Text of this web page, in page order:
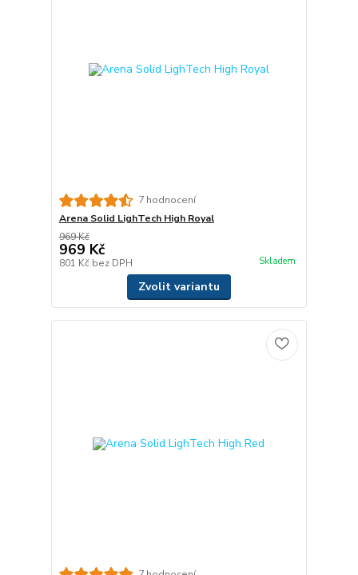
7 hodnocení
Arena Solid LighTech High Royal
969 Kč
969 Kč
801 Kč bez DPH Skladem
Zvolit variantu